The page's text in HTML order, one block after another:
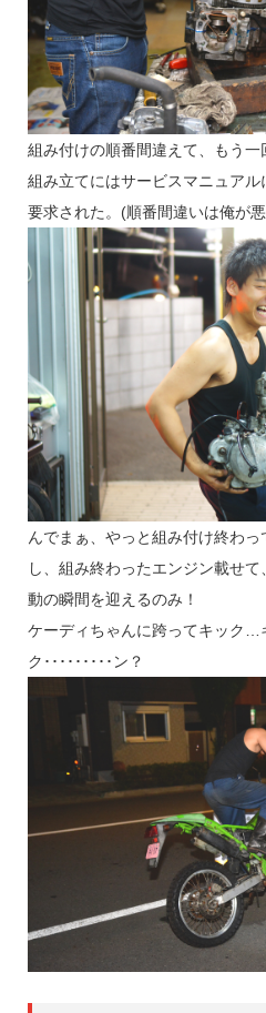
組み付けの順番間違えて、もう一
組み立てにはサービスマニュア
要求された。(順番間違いは俺が
んでまぁ、やっと組み付け終わ
し、組み終わったエンジン載せ
動の瞬間を迎えるのみ！
ケーディちゃんに跨ってキック…
ク･････････ン？